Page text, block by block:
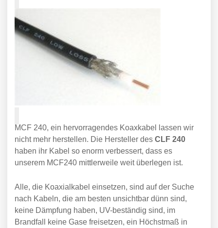
MCF 240, ein hervorragendes Koaxkabel lassen wir
nicht mehr herstellen. Die Hersteller des CLF 240
haben ihr Kabel so enorm verbessert, dass es
unserem MCF240 mittlerweile weit überlegen ist.
Alle, die Koaxialkabel einsetzen, sind auf der Suche
nach Kabeln, die am besten unsichtbar dünn sind,
keine Dämpfung haben, UV-beständig sind, im
Brandfall keine Gase freisetzen, ein Höchstmaß in